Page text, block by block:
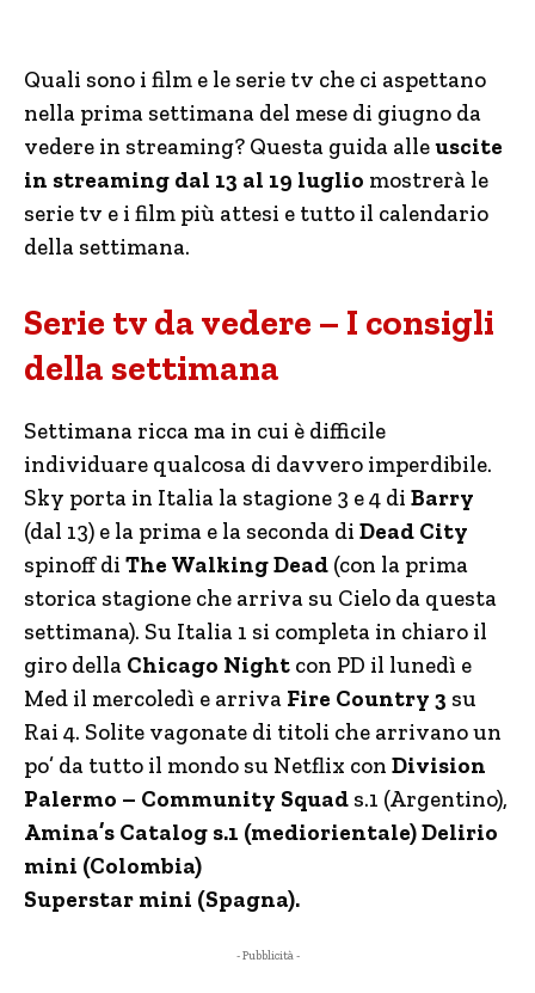
Quali sono i film e le serie tv che ci aspettano
nella prima settimana del mese di giugno da
vedere in streaming? Questa guida alleuscite
in streaming dal 13 al 19 luglio mostrerà le
serie tv e i film più attesi e tutto il calendario
della settimana.
Serie tv da vedere – I consigli
della settimana
Settimana ricca ma in cui è difficile
individuare qualcosa di davvero imperdibile.
Sky porta in Italia la stagione 3 e 4 di Barry
(dal 13) e la prima e la seconda di Dead City
spinoff di The Walking Dead (con la prima
storica stagione che arriva su Cielo da questa
settimana). Su Italia 1 si completa in chiaro il
giro della Chicago Night con PD il lunedì e
Med il mercoledì e arriva Fire Country 3 su
Rai 4. Solite vagonate di titoli che arrivano un
po’ da tutto il mondo su Netflix con Division
Palermo – Community Squad s.1 (Argentino),
Amina’s Catalog s.1 (mediorientale) Delirio
mini (Colombia)
Superstar mini (Spagna).
- Pubblicità -